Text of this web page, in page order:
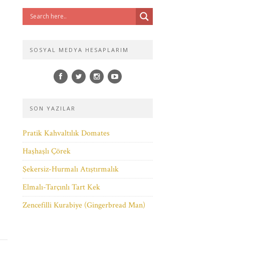
SOSYAL MEDYA HESAPLARIM
SON YAZILAR
Pratik Kahvaltılık Domates
Haşhaşlı Çörek
Şekersiz-Hurmalı Atıştırmalık
Elmalı-Tarçınlı Tart Kek
Zencefilli Kurabiye (Gingerbread Man)